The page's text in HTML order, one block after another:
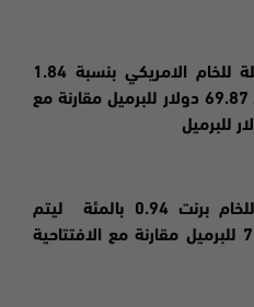
وبذلك انخفضت العقود الاجلة للخام الامريكي بنسبة 1.84
بالمئة ليتم التداول عليها عند 69.87 دولار للبرميل مقارنة مع
كما ارتفعت العقود الاجلة للخام برنت 0.94 بالمئة ليتم
التداول عليه عند سعر 73.02 للبرميل مقارنة مع الافتتاحية